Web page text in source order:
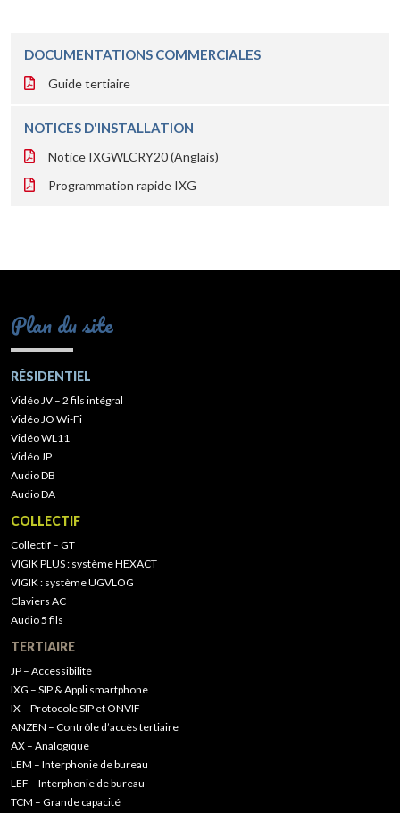
DOCUMENTATIONS COMMERCIALES
Guide tertiaire
NOTICES D'INSTALLATION
Notice IXGWLCRY20 (Anglais)
Programmation rapide IXG
Plan du site
RÉSIDENTIEL
Vidéo JV – 2 fils intégral
Vidéo JO Wi-Fi
Vidéo WL11
Vidéo JP
Audio DB
Audio DA
COLLECTIF
Collectif – GT
VIGIK PLUS : système HEXACT
VIGIK : système UGVLOG
Claviers AC
Audio 5 fils
TERTIAIRE
JP – Accessibilité
IXG – SIP & Appli smartphone
IX – Protocole SIP et ONVIF
ANZEN – Contrôle d’accès tertiaire
AX – Analogique
LEM – Interphonie de bureau
LEF – Interphonie de bureau
TCM – Grande capacité